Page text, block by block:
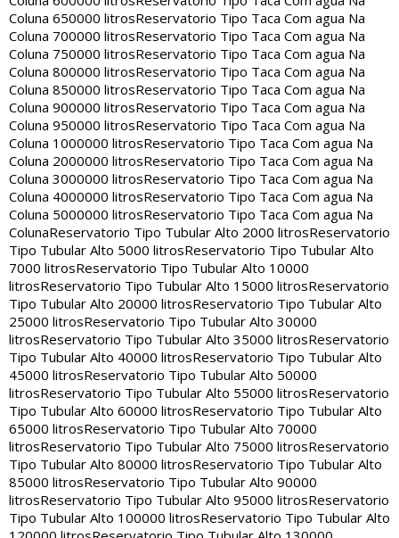
Coluna 650000 litrosReservatorio Tipo Taca Com agua Na
Coluna 700000 litrosReservatorio Tipo Taca Com agua Na
Coluna 750000 litrosReservatorio Tipo Taca Com agua Na
Coluna 800000 litrosReservatorio Tipo Taca Com agua Na
Coluna 850000 litrosReservatorio Tipo Taca Com agua Na
Coluna 900000 litrosReservatorio Tipo Taca Com agua Na
Coluna 950000 litrosReservatorio Tipo Taca Com agua Na
Coluna 1000000 litrosReservatorio Tipo Taca Com agua Na
Coluna 2000000 litrosReservatorio Tipo Taca Com agua Na
Coluna 3000000 litrosReservatorio Tipo Taca Com agua Na
Coluna 4000000 litrosReservatorio Tipo Taca Com agua Na
Coluna 5000000 litrosReservatorio Tipo Taca Com agua Na
ColunaReservatorio Tipo Tubular Alto 2000 litrosReservatorio
Tipo Tubular Alto 5000 litrosReservatorio Tipo Tubular Alto
7000 litrosReservatorio Tipo Tubular Alto 10000
litrosReservatorio Tipo Tubular Alto 15000 litrosReservatorio
Tipo Tubular Alto 20000 litrosReservatorio Tipo Tubular Alto
25000 litrosReservatorio Tipo Tubular Alto 30000
litrosReservatorio Tipo Tubular Alto 35000 litrosReservatorio
Tipo Tubular Alto 40000 litrosReservatorio Tipo Tubular Alto
45000 litrosReservatorio Tipo Tubular Alto 50000
litrosReservatorio Tipo Tubular Alto 55000 litrosReservatorio
Tipo Tubular Alto 60000 litrosReservatorio Tipo Tubular Alto
65000 litrosReservatorio Tipo Tubular Alto 70000
litrosReservatorio Tipo Tubular Alto 75000 litrosReservatorio
Tipo Tubular Alto 80000 litrosReservatorio Tipo Tubular Alto
85000 litrosReservatorio Tipo Tubular Alto 90000
litrosReservatorio Tipo Tubular Alto 95000 litrosReservatorio
Tipo Tubular Alto 100000 litrosReservatorio Tipo Tubular Alto